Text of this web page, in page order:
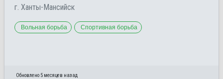
г. Ханты-Мансийск
Вольная борьба Спортивная борьба
Обновлено 5 месяцев назад